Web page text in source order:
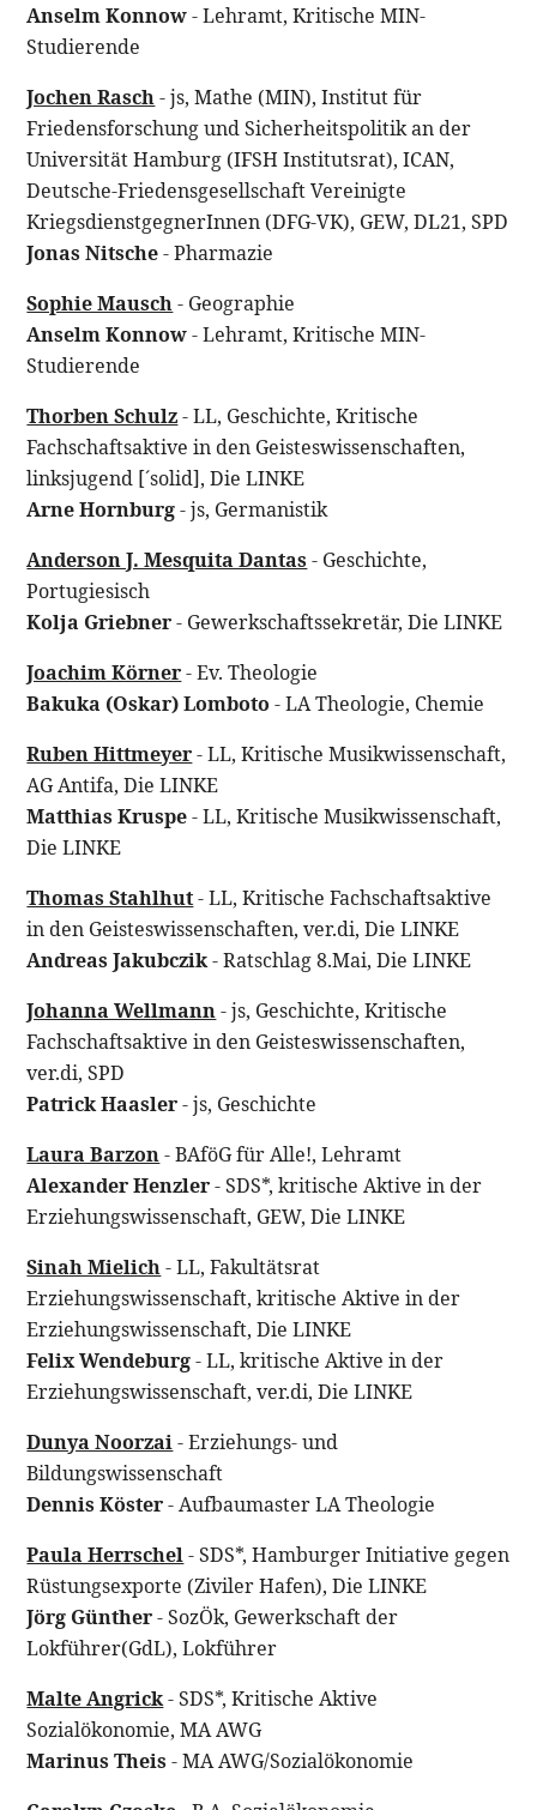
Anselm Konnow- Lehramt, Kritische MIN-
Studierende
Jochen Rasch- js, Mathe (MIN), Institut für
Friedensforschung und Sicherheitspolitik an der
Universität Hamburg (IFSH Institutsrat), ICAN,
Deutsche-Friedensgesellschaft Vereinigte
KriegsdienstgegnerInnen (DFG-VK), GEW, DL21, SPD
Jonas Nitsche- Pharmazie
Sophie Mausch- Geographie
Anselm Konnow- Lehramt, Kritische MIN-
Studierende
Thorben Schulz- LL, Geschichte, Kritische
Fachschaftsaktive in den Geisteswissenschaften,
linksjugend [´solid], Die LINKE
Arne Hornburg- js, Germanistik
Anderson J. Mesquita Dantas - Geschichte,
Portugiesisch
Kolja Griebner- Gewerkschaftssekretär, Die LINKE
Joachim Körner- Ev. Theologie
Bakuka (Oskar) Lomboto - LA Theologie, Chemie
Ruben Hittmeyer- LL, Kritische Musikwissenschaft,
AG Antifa, Die LINKE
Matthias Kruspe- LL, Kritische Musikwissenschaft,
Die LINKE
Thomas Stahlhut- LL, Kritische Fachschaftsaktive
in den Geisteswissenschaften, ver.di, Die LINKE
Andreas Jakubczik- Ratschlag 8.Mai, Die LINKE
Johanna Wellmann- js, Geschichte, Kritische
Fachschaftsaktive in den Geisteswissenschaften,
ver.di, SPD
Patrick Haasler- js, Geschichte
Laura Barzon- BAföG für Alle!, Lehramt
Alexander Henzler- SDS*, kritische Aktive in der
Erziehungswissenschaft, GEW, Die LINKE
Sinah Mielich- LL, Fakultätsrat
Erziehungswissenschaft, kritische Aktive in der
Erziehungswissenschaft, Die LINKE
Felix Wendeburg- LL, kritische Aktive in der
Erziehungswissenschaft, ver.di, Die LINKE
Dunya Noorzai- Erziehungs- und
Bildungswissenschaft
Dennis Köster- Aufbaumaster LA Theologie
Paula Herrschel- SDS*, Hamburger Initiative gegen
Rüstungsexporte (Ziviler Hafen), Die LINKE
Jörg Günther- SozÖk, Gewerkschaft der
Lokführer(GdL), Lokführer
Malte Angrick- SDS*, Kritische Aktive
Sozialökonomie, MA AWG
Marinus Theis - MA AWG/Sozialökonomie